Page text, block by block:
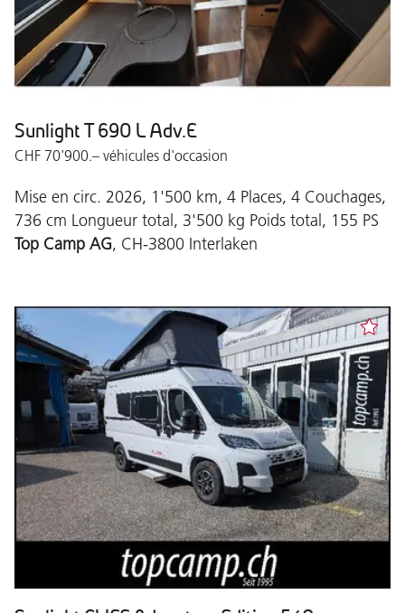
Sunlight T 690 L Adv.E
CHF 70'900.– véhicules d'occasion
Mise en circ. 2026, 1'500 km, 4 Places, 4 Couchages,
736 cm Longueur total, 3'500 kg Poids total, 155 PS
Top Camp AG, CH-3800 Interlaken